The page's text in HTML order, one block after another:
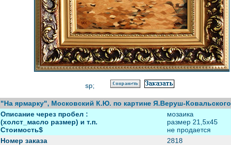
sp;
"На ярмарку", Московский К.Ю. по картине Я.Веруш-Ковальского
Описание через пробел :
(холст_масло размер) и т.п.
Стоимость$
мозаика
размер 21,5х45
не продается
Номер заказа
2818